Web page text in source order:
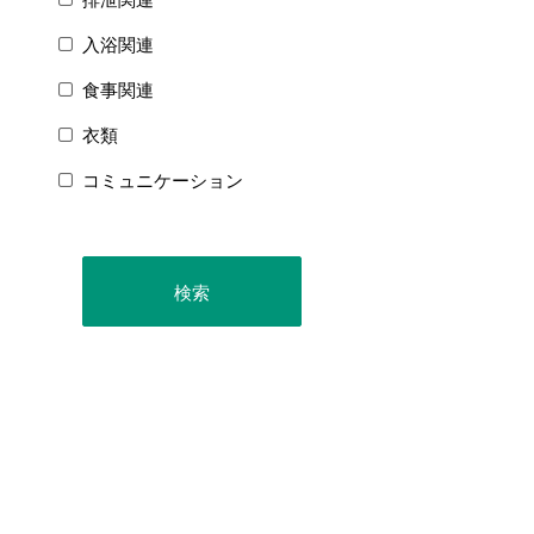
入浴関連
食事関連
衣類
コミュニケーション